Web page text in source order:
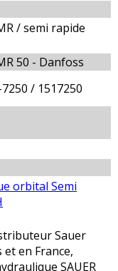
/ semi rapide
50 - Danfoss
/ 1517250
orbital Semi
Sauer
en France,
SAUER